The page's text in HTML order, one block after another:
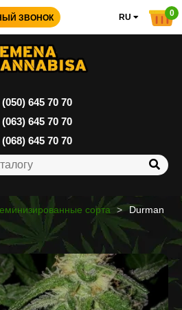
ЗВОНОК RU 0
(050) 645 70 70
(063) 645 70 70
(068) 645 70 70
сорта
Durman